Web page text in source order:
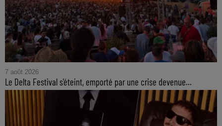
7 août 2026
Le Delta Festival s'éteint, emporté par une crise devenue...